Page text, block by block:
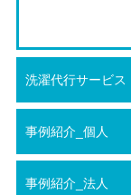
洗濯代行サービス
事例紹介_個人
事例紹介_法人